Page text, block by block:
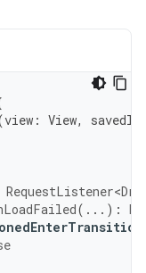
view : View,
(...):